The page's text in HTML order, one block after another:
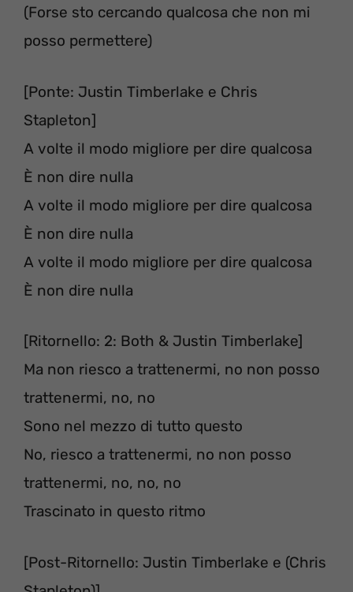
(Forse sto cercando qualcosa che non mi
posso permettere)
[Ponte: Justin Timberlake e Chris
Stapleton]
A volte il modo migliore per dire qualcosa
È non dire nulla
A volte il modo migliore per dire qualcosa
È non dire nulla
A volte il modo migliore per dire qualcosa
È non dire nulla
[Ritornello: 2: Both & Justin Timberlake]
Ma non riesco a trattenermi, no non posso
trattenermi, no, no
Sono nel mezzo di tutto questo
No, riesco a trattenermi, no non posso
trattenermi, no, no, no
Trascinato in questo ritmo
[Post-Ritornello: Justin Timberlake e (Chris